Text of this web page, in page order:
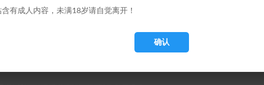
含有成人内容，未满18岁请自觉离开！
确认
阶了吧？出去不是正好帮忙么，让她留下做什么？”
的背影，淡淡说道：“待会的战斗，不是地阶能应付的……”
们岂不是很危险！”
岂止他们？你放心，那小子死不了。”
“我跟着去看看。”说完脚下一点，飞快朝着避难所外跑去。
坐下，良久无语。